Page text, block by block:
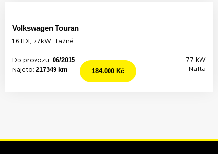
Volkswagen Touran
1.6TDI, 77kW, Tažné
Do provozu: 06/2015
Najeto: 217349 km
77 kW
Nafta
184.000 Kč